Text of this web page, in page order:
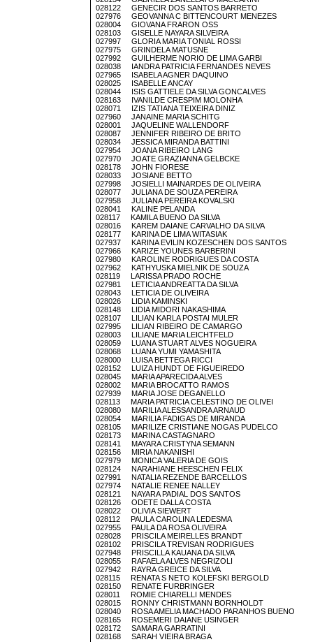
028122 GENECIR DOS SANTOS BARRETO
027976 GEOVANNA C BITTENCOURT MENEZES
028004 GIOVANA FRARON OSS
028103 GISELLE NAYARA SILVEIRA
027997 GLORIA MARIA TONIAL ROSSI
027975 GRINDELA MATUSNE
027992 GUILHERME NORIO DE LIMA GARBI
028038 IANDRA PATRICIA FERNANDES NEVES
027965 ISABELA AGNER DAQUINO
028025 ISABELLE ANCAY
028044 ISIS GATTIELE DA SILVA GONCALVES
028163 IVANILDE CRESPIM MOLONHA
028071 IZIS TATIANA TEIXEIRA DINIZ
027960 JANAINE MARIA SCHITG
028001 JAQUELINE WALLENDORF
028087 JENNIFER RIBEIRO DE BRITO
028034 JESSICA MIRANDA BATTINI
027954 JOANA RIBEIRO LANG
027970 JOATE GRAZIANNA GELBCKE
028178 JOHN FIORESE
028033 JOSIANE BETTO
027998 JOSIELLI MAINARDES DE OLIVEIRA
028077 JULIANA DE SOUZA PEREIRA
027958 JULIANA PEREIRA KOVALSKI
028041 KALINE PELANDA
028117 KAMILA BUENO DA SILVA
028016 KAREM DAIANE CARVALHO DA SILVA
028177 KARINA DE LIMA WITASIAK
027937 KARINA EVILIN KOZESCHEN DOS SANTOS
027966 KARIZE YOUNES BARBERINI
027980 KAROLINE RODRIGUES DA COSTA
027962 KATHYUSKA MIELNIK DE SOUZA
028119 LARISSA PRADO ROCHE
027981 LETICIA ANDREATTA DA SILVA
028043 LETICIA DE OLIVEIRA
028026 LIDIA KAMINSKI
028148 LIDIA MIDORI NAKASHIMA
028107 LILIAN KARLA POSTAI MULER
027995 LILIAN RIBEIRO DE CAMARGO
028003 LILIANE MARIA LEICHTFELD
028059 LUANA STUART ALVES NOGUEIRA
028068 LUANA YUMI YAMASHITA
028000 LUISA BETTEGA RICCI
028152 LUIZA HUNDT DE FIGUEIREDO
028045 MARIA APARECIDA ALVES
028002 MARIA BROCATTO RAMOS
027939 MARIA JOSE DEGANELLO
028113 MARIA PATRICIA CELESTINO DE OLIVEI
028080 MARILIA ALESSANDRA ARNAUD
028054 MARILIA FADIGAS DE MIRANDA
028105 MARILIZE CRISTIANE NOGAS PUDELCO
028173 MARINA CASTAGNARO
028141 MAYARA CRISTYNA SEMANN
028156 MIRIA NAKANISHI
027979 MONICA VALERIA DE GOIS
028124 NARAHIANE HEESCHEN FELIX
027991 NATALIA REZENDE BARCELLOS
027974 NATALIE RENEE NALLEY
028121 NAYARA PADIAL DOS SANTOS
028126 ODETE DALLA COSTA
028022 OLIVIA SIEWERT
028112 PAULA CAROLINA LEDESMA
027955 PAULA DA ROSA OLIVEIRA
028028 PRISCILA MEIRELLES BRANDT
028102 PRISCILA TREVISAN RODRIGUES
027948 PRISCILLA KAUANA DA SILVA
028055 RAFAELA ALVES NEGRIZOLI
027942 RAYRA GREICE DA SILVA
028115 RENATA S NETO KOLEFSKI BERGOLD
028150 RENATE FURBRINGER
028011 ROMIE CHIARELLI MENDES
028015 RONNY CHRISTMANN BORNHOLDT
028040 ROSA AMELIA MACHADO PARANHOS BUENO
028165 ROSEMERI DAIANE USINGER
028172 SAMARA GARRATINI
028168 SARAH VIEIRA BRAGA